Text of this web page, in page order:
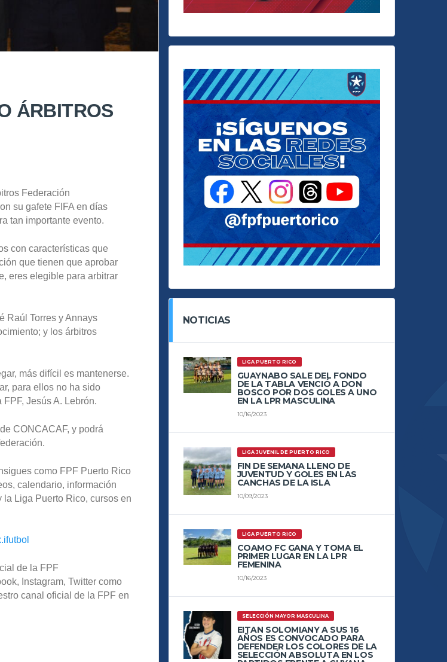
ÁRBITROS
Federación
su gafete FIFA en días
tan importante evento.
con características que
que tienen que aprobar
eres elegible para arbitrar
Raúl Torres y Annays
y los árbitros
más difícil es mantenerse.
para ellos no ha sido
Jesús A. Lebrón.
CONCACAF, y podrá
como FPF Puerto Rico
calendario, información
Liga Puerto Rico, cursos en
de la FPF
Instagram, Twitter como
canal oficial de la FPF en
NOTICIAS
LIGA PUERTO RICO
GUAYNABO SALE DEL FONDO
DE LA TABLA VENCIÓ A DON
BOSCO POR DOS GOLES A UNO
EN LA LPR MASCULINA
10/16/2023
LIGA JUVENIL DE PUERTO RICO
FIN DE SEMANA LLENO DE
JUVENTUD Y GOLES EN LAS
CANCHAS DE LA ISLA
10/09/2023
LIGA PUERTO RICO
COAMO FC GANA Y TOMA EL
PRIMER LUGAR EN LA LPR
FEMENINA
10/16/2023
SELECCIÓN MAYOR MASCULINA
EITAN SOLOMIANY A SUS 16
AÑOS ES CONVOCADO PARA
DEFENDER LOS COLORES DE LA
SELECCIÓN ABSOLUTA EN LOS